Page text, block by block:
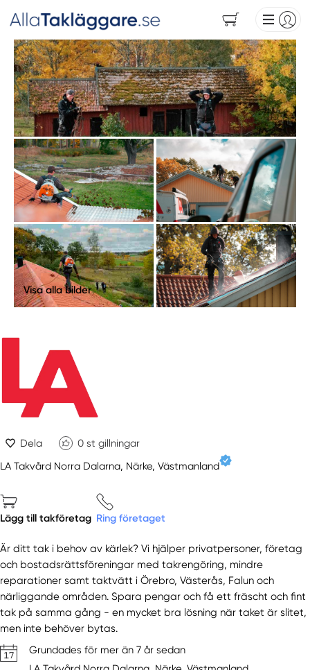
Visa alla bilder
Dela 0 st gillningar
LA Takvård Norra Dalarna, Närke, Västmanland
Lägg till takföretag Ring företaget
Är ditt tak i behov av kärlek? Vi hjälper privatpersoner, företag
och bostadsrättsföreningar med takrengöring, mindre
reparationer samt taktvätt i Örebro, Västerås, Falun och
närliggande områden. Spara pengar och få ett fräscht och fint
tak på samma gång - en mycket bra lösning när taket är slitet,
men inte behöver bytas.
Grundades för mer än 7 år sedan